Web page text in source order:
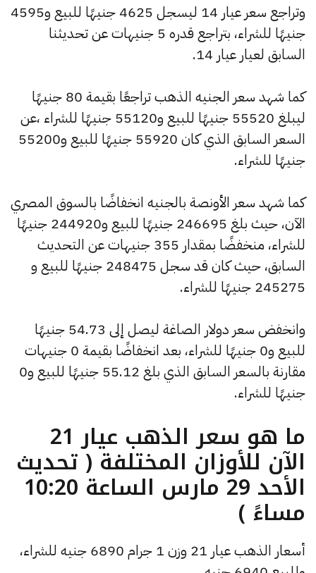
وتراجع سعر عيار 14 ليسجل 4625 جنيهًا للبيع و4595
جنيهًا للشراء، بتراجع قدره 5 جنيهات عن تحديثنا
السابق لعيار عيار 14.
كما شهد سعر الجنيه الذهب تراجعًا بقيمة 80 جنيهًا
ليبلغ 55520 جنيهًا للبيع و55120 جنيهًا للشراء ،عن
السعر السابق الذي كان 55920 جنيهًا للبيع و55200
جنيهًا للشراء.
كما شهد سعر الأونصة بالجنيه انخفاضًا بالسوق المصري
الآن، حيث بلغ 246695 جنيهًا للبيع و244920 جنيهًا
للشراء، منخفضًا بمقدار 355 جنيهات عن التحديث
السابق، حيث كان قد سجل 248475 جنيهًا للبيع و
245275 جنيهًا للشراء.
وانخفض سعر دولار الصاغة ليصل إلى 54.73 جنيهًا
للبيع و0 جنيهًا للشراء، بعد انخفاضًا بقيمة 0 جنيهات
مقارنة بالسعر السابق الذي بلغ 55.12 جنيهًا للبيع و0
جنيهًا للشراء.
ما هو سعر الذهب عيار 21
الآن للأوزان المختلفة ( تحديث
الأحد 29 مارس الساعة 10:20
مساءً )
أسعار الذهب عيار 21 وزن 1 جرام 6890 جنيه للشراء،